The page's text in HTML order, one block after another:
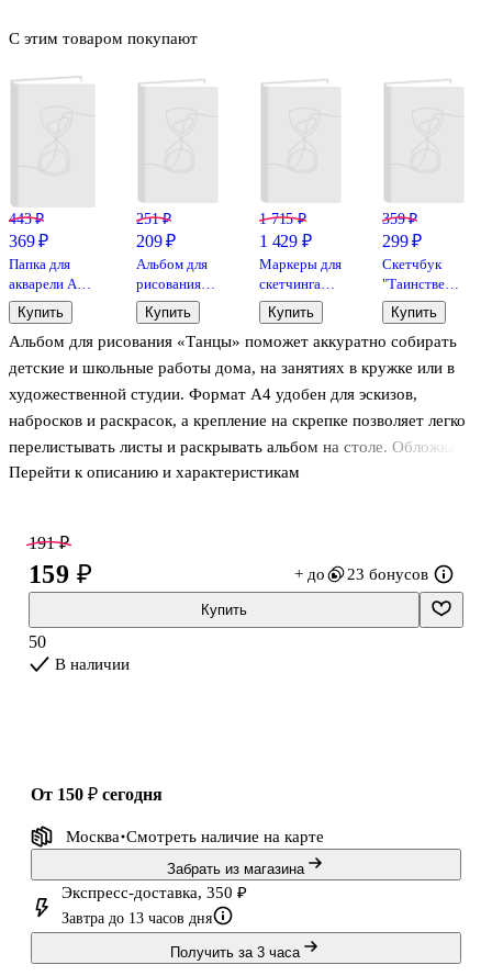
Альбом для рисования «Танцы» поможет аккуратно собирать
детские и школьные работы дома, на занятиях в кружке или в
художественной студии. Формат А4 удобен для эскизов,
набросков и раскрасок, а крепление на скрепке позволяет легко
перелистывать листы и раскрывать альбом на столе. Обложка из
мелованного картона с выборочным лаком выглядит
Перейти к описанию и характеристикам
С этим товаром покупают
443 ₽
369 ₽
Папка для
акварели А4
20 листов
"Морячка"
200г/м2, цвет
молочный,
Холдинг
Купить
251 ₽
209 ₽
Альбом для
рисования
«Мечтательница»
Listoff А4, 40
листов,
скрепка
Купить
1 715 ₽
1 429 ₽
Маркеры для
скетчинга
двухсторонние
Fenix-Art, 24
цвета
Купить
359 ₽
299 ₽
Скетчбук
"Таинственный
лис",
165*165, 50
листов
Купить
191 ₽
159 ₽ + до 23 бонусов
Купить
50
В наличии
от 150 ₽ сегодня
Москва Смотреть наличие на карте
Забрать из магазина
Экспресс-доставка, 350 ₽
Завтра до 13 часов дня
Получить за 3 часа